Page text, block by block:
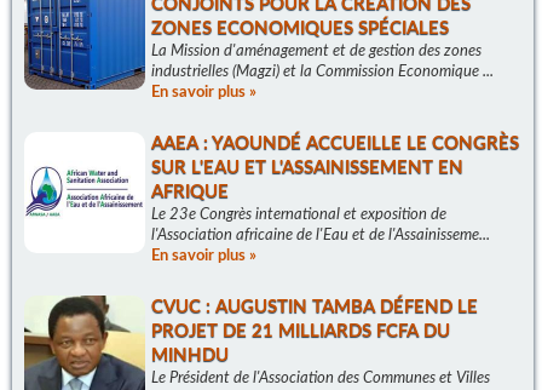
CONJOINTS POUR LA CRÉATION DES
ZONES ECONOMIQUES SPÉCIALES
La Mission d'aménagement et de gestion des zones
industrielles (Magzi) et la Commission Economique ...
En savoir plus »
AAEA : YAOUNDÉ ACCUEILLE LE CONGRÈS
SUR L'EAU ET L'ASSAINISSEMENT EN
AFRIQUE
Le 23e Congrès international et exposition de
l'Association africaine de l'Eau et de l'Assainisseme...
En savoir plus »
CVUC : AUGUSTIN TAMBA DÉFEND LE
PROJET DE 21 MILLIARDS FCFA DU
MINHDU
Le Président de l'Association des Communes et Villes